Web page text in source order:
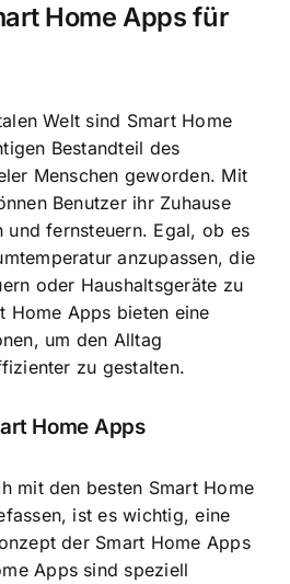
Home Apps für
Welt sind Smart Home
Bestandteil des
Menschen geworden. Mit
Benutzer ihr Zuhause
und fernsteuern. Egal, ob es
anzupassen, die
oder Haushaltsgeräte zu
Home Apps bieten eine
um den Alltag
zu gestalten.
Home Apps
mit den besten Smart Home
ist es wichtig, eine
der Smart Home Apps
Apps sind speziell